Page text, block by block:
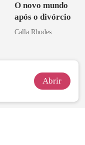
O novo mundo
após o divórcio
Calla Rhodes
Abrir